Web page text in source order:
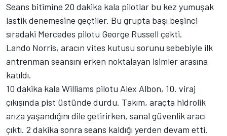
Seans bitimine 20 dakika kala pilotlar bu kez yumuşak
lastik denemesine geçtiler. Bu grupta başı beşinci
sıradaki Mercedes pilotu George Russell çekti.
Lando Norris, aracın vites kutusu sorunu sebebiyle ilk
antrenman seansını erken noktalayan isimler arasına
katıldı.
10 dakika kala Williams pilotu Alex Albon, 10. viraj
çıkışında pist üstünde durdu. Takım, araçta hidrolik
arıza yaşandığını dile getirirken, sanal güvenlik aracı
çıktı. 2 dakika sonra seans kaldığı yerden devam etti.